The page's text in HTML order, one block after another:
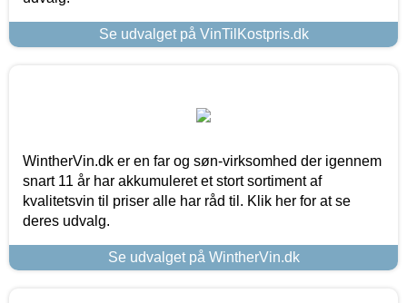
Se udvalget på VinTilKostpris.dk
WintherVin.dk er en far og søn-virksomhed der igennem
snart 11 år har akkumuleret et stort sortiment af
kvalitetsvin til priser alle har råd til. Klik her for at se
deres udvalg.
Se udvalget på WintherVin.dk